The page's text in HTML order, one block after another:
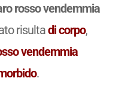
rosso vendemmia
risultadi corpo,
vendemmia
.